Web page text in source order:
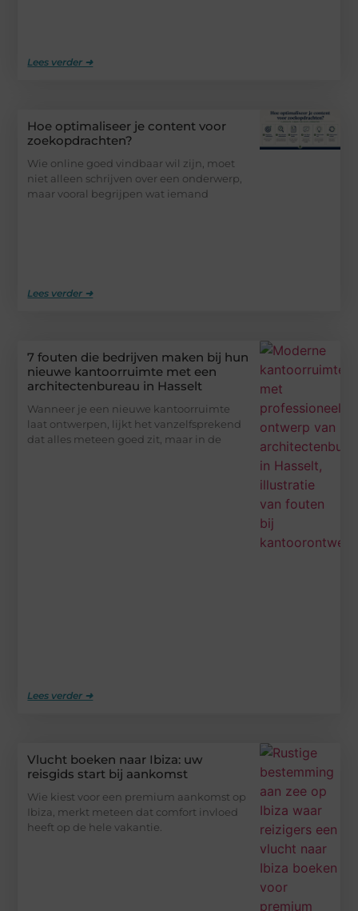
Lees verder ➜
Hoe optimaliseer je content voor
zoekopdrachten?
Wie online goed vindbaar wil zijn, moet
niet alleen schrijven over een onderwerp,
maar vooral begrijpen wat iemand
Lees verder ➜
7 fouten die bedrijven maken bij hun
nieuwe kantoorruimte met een
architectenbureau in Hasselt
Wanneer je een nieuwe kantoorruimte
laat ontwerpen, lijkt het vanzelfsprekend
dat alles meteen goed zit, maar in de
Lees verder ➜
Vlucht boeken naar Ibiza: uw
reisgids start bij aankomst
Wie kiest voor een premium aankomst op
Ibiza, merkt meteen dat comfort invloed
heeft op de hele vakantie.